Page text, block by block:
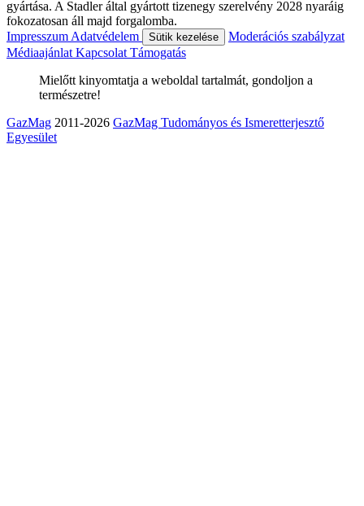
gyártása. A Stadler által gyártott tizenegy szerelvény 2028 nyaráig
fokozatosan áll majd forgalomba.
Impresszum Adatvédelem Sütik kezelése
Moderációs szabályzat
Médiaajánlat Kapcsolat Támogatás
Mielőtt kinyomtatja a weboldal tartalmát, gondoljon a
természetre!
GazMag 2011-2026 GazMag Tudományos és Ismeretterjesztő
Egyesület